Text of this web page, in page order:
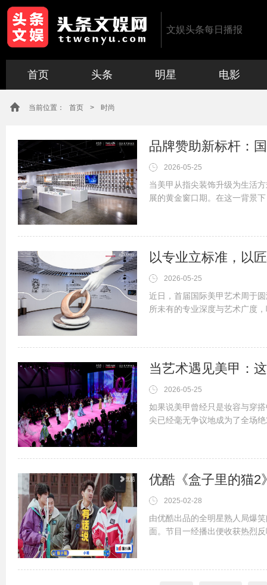
文娱头条每日播报
首页 头条 明星 电影
当前位置： 首页 > 时尚
品牌赞助新标杆：
2026-05-25
当美甲从指尖装饰升级为生活
展的黄金窗口期。在这一背景
以专业立标准，以
2026-05-25
近日，首届国际美甲艺术周于
所未有的专业深度与艺术广度
当艺术遇见美甲：
2026-05-25
如果说美甲曾经只是妆容与穿
尖已经毫无争议地成为了全场
优酷《盒子里的猫2
2025-02-28
由优酷出品的全明星熟人局爆
面。节目一经播出便收获热烈